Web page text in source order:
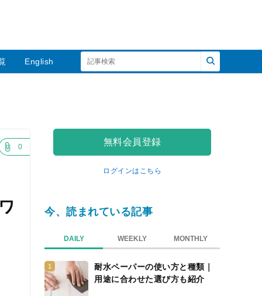
English
0 無料会員登録
ログインはこちら
今、読まれている記事
DAILY WEEKLY MONTHLY
1
耐水ペーパーの使い方と種類｜
用途に合わせた選び方も紹介